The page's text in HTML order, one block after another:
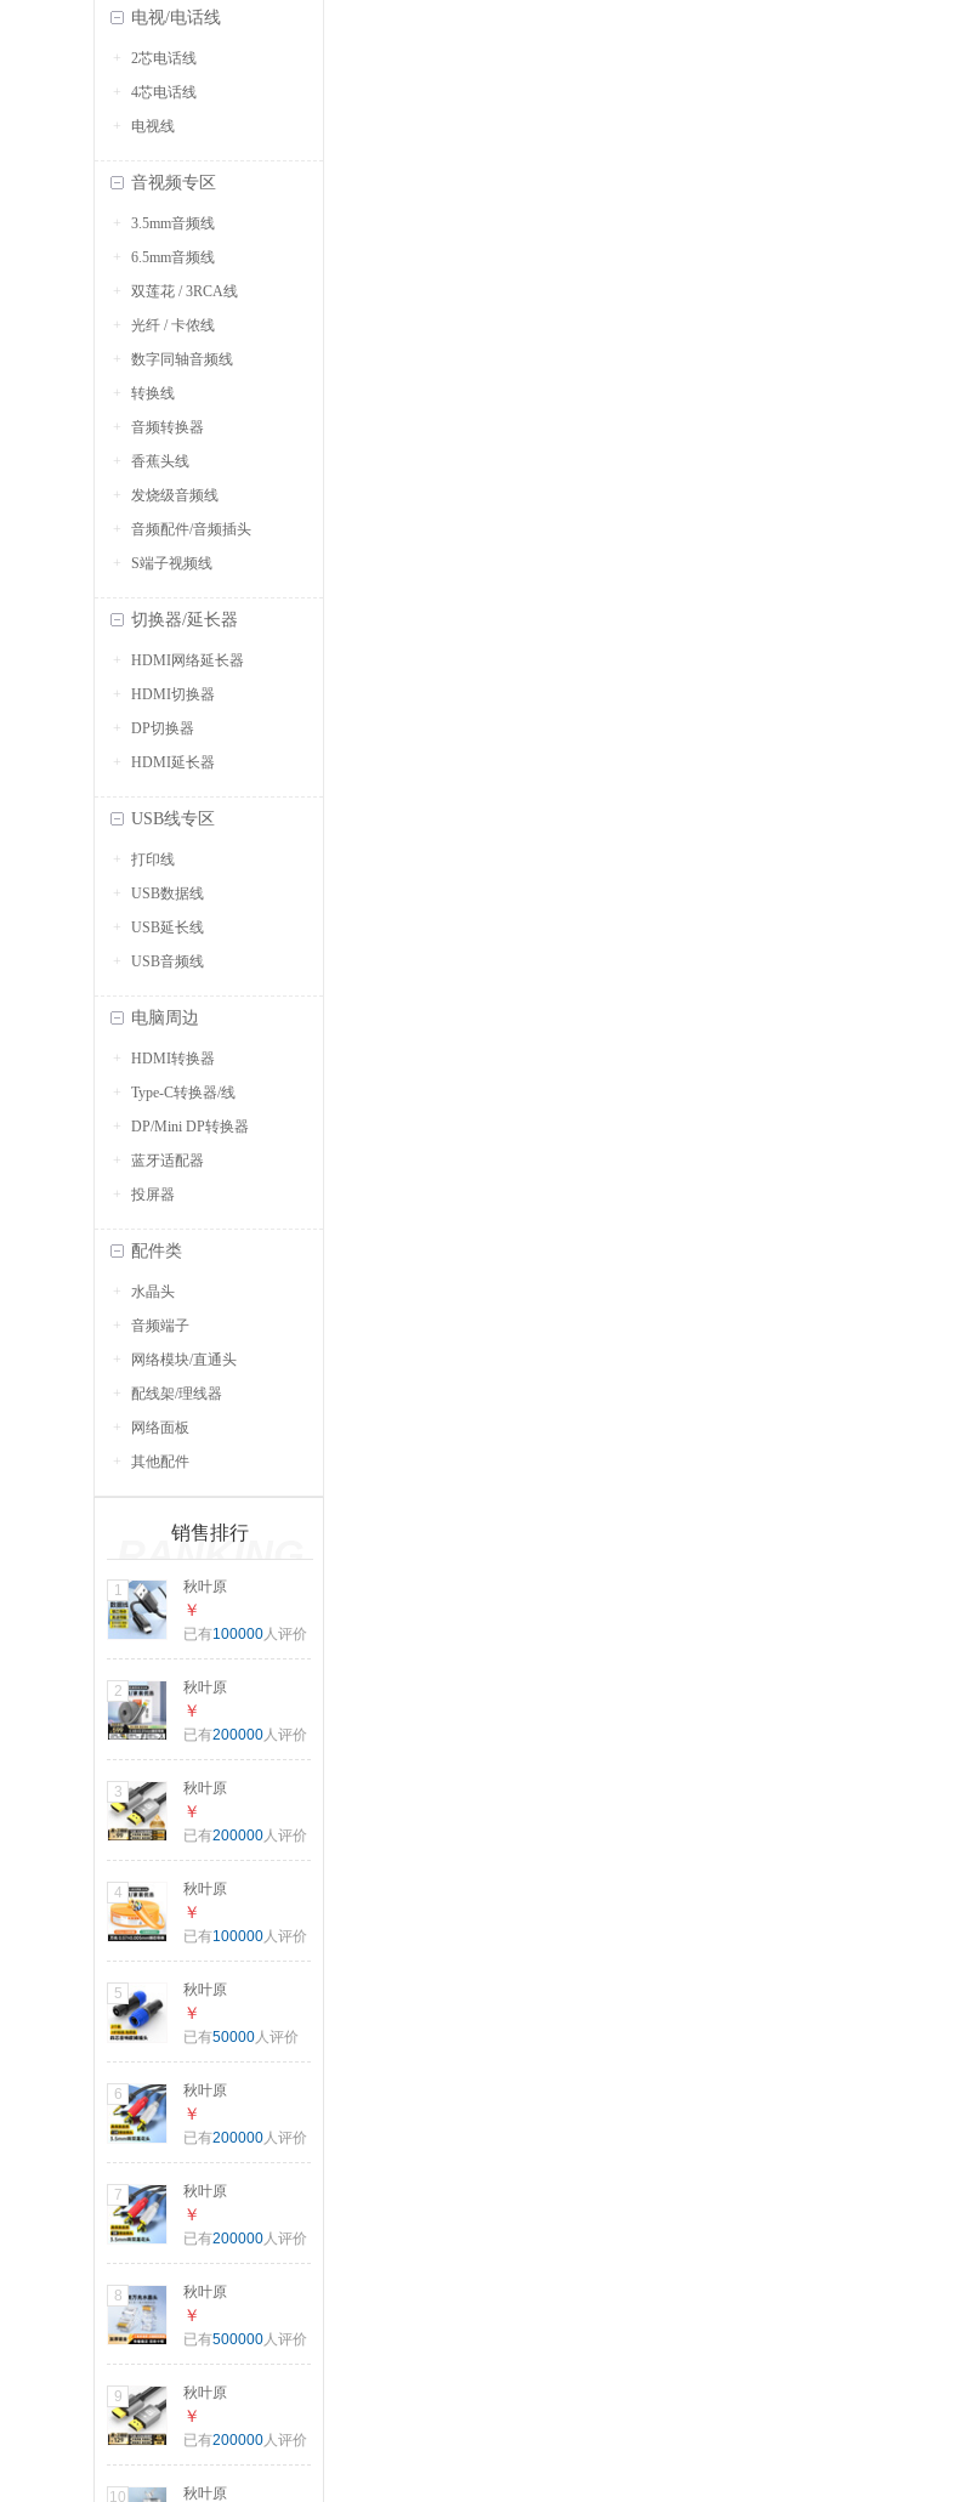
电视/电话线
2芯电话线
4芯电话线
电视线
音视频专区
3.5mm音频线
6.5mm音频线
双莲花 / 3RCA线
光纤 / 卡侬线
数字同轴音频线
转换线
音频转换器
香蕉头线
发烧级音频线
音频配件/音频插头
S端子视频线
切换器/延长器
HDMI网络延长器
HDMI切换器
DP切换器
HDMI延长器
USB线专区
打印线
USB数据线
USB延长线
USB音频线
电脑周边
HDMI转换器
Type-C转换器/线
DP/Mini DP转换器
蓝牙适配器
投屏器
配件类
水晶头
音频端子
网络模块/直通头
配线架/理线器
网络面板
其他配件
RANKING
销售排行
1
秋叶原
（CHOSEAL）
USB2.0转Mini USB
相机摄像机T型口充
电连接线 1米
QS5308T1
￥
已有100000人评价
2
秋叶原
（CHOSEAL）原
装超五类网线【工
供电非屏蔽网络线
灰色305米
QS2608AT305S
￥
已有200000人评价
3
秋叶原
（CHOSEAL）
HDMI线工程级
电脑机顶盒连接电
视投影仪显示器数
据连接线DH500
￥
已有200000人评价
4
秋叶原
（CHOSEAL）原
装超六类非屏蔽网
装网络箱线 橙色
100米
QS2668CT100S
￥
已有100000人评价
5
秋叶原
（CHOSEAL）四
芯音响卡侬头欧姆
箱功放端子4芯航空
插头 2个装
QD2004
￥
已有50000人评价
6
秋叶原
（CHOSEAL）
3.5mm转双莲花头
公 电脑电视音响箱
功放线 1.5米
QS3002T1D5
￥
已有200000人评价
7
秋叶原
（CHOSEAL）
3.5mm转双莲花头
公 连接电脑电视音
响箱功放线 1米
QS3002T1
￥
已有200000人评价
8
秋叶原
（CHOSEAL）超
六类非屏蔽水晶头
电脑8p8c网线接头
10个装
QS9095Z10
￥
已有500000人评价
9
秋叶原
（CHOSEAL）
HDMI线工程级 4K
￥
已有200000人评价
10 秋叶原